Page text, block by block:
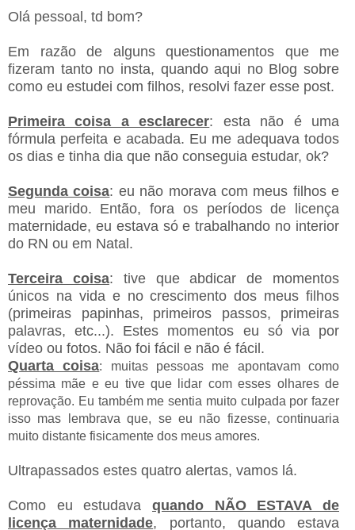
Olá pessoal, td bom?
Em razão de alguns questionamentos que me
fizeram tanto no insta, quando aqui no Blog sobre
como eu estudei com filhos, resolvi fazer esse post.
Primeira coisa a esclarecer: esta não é uma
fórmula perfeita e acabada. Eu me adequava todos
os dias e tinha dia que não conseguia estudar, ok?
Segunda coisa: eu não morava com meus filhos e
meu marido. Então, fora os períodos de licença
maternidade, eu estava só e trabalhando no interior
do RN ou em Natal.
Terceira coisa: tive que abdicar de momentos
únicos na vida e no crescimento dos meus filhos
(primeiras papinhas, primeiros passos, primeiras
palavras, etc...). Estes momentos eu só via por
vídeo ou fotos. Não foi fácil e não é fácil.
Quarta coisa: muitas pessoas me apontavam como
péssima mãe e eu tive que lidar com esses olhares de
reprovação. Eu também me sentia muito culpada por fazer
isso mas lembrava que, se eu não fizesse, continuaria
muito distante fisicamente dos meus amores.
Ultrapassados estes quatro alertas, vamos lá.
Como eu estudava quando NÃO ESTAVA de
licença maternidade, portanto, quando estava